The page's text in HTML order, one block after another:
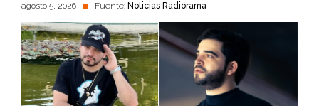
agosto 5, 2026 Fuente: Noticias Radiorama